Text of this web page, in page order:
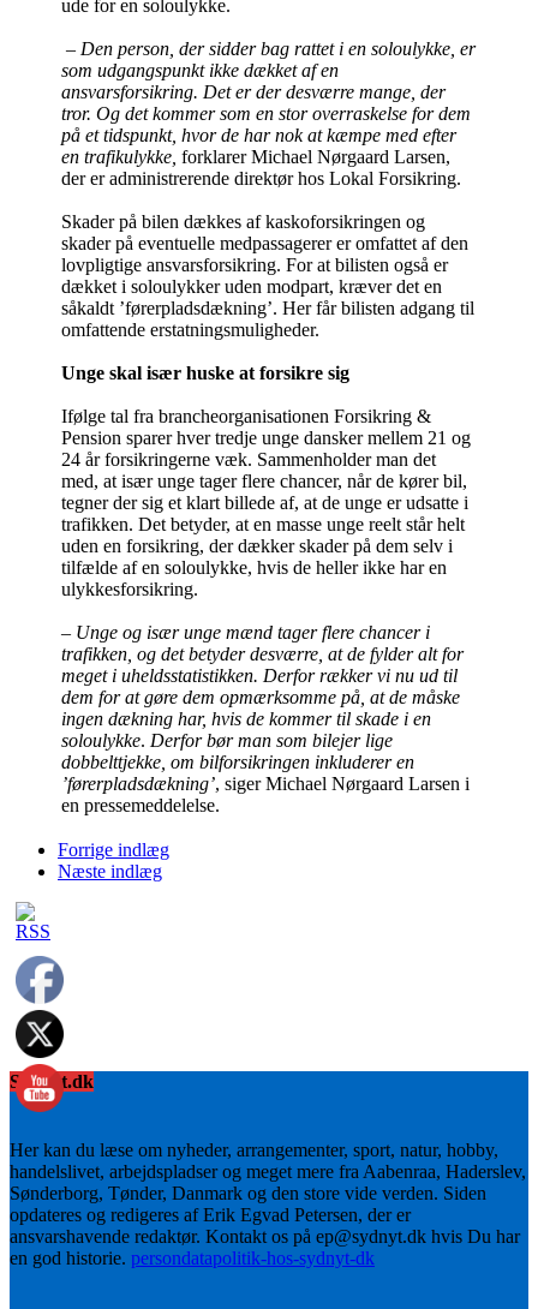
ude for en soloulykke.
– Den person, der sidder bag rattet i en soloulykke, er
som udgangspunkt ikke dækket af en
ansvarsforsikring. Det er der desværre mange, der
tror. Og det kommer som en stor overraskelse for dem
på et tidspunkt, hvor de har nok at kæmpe med efter
en trafikulykke, forklarer Michael Nørgaard Larsen,
der er administrerende direktør hos Lokal Forsikring.
Skader på bilen dækkes af kaskoforsikringen og
skader på eventuelle medpassagerer er omfattet af den
lovpligtige ansvarsforsikring. For at bilisten også er
dækket i soloulykker uden modpart, kræver det en
såkaldt ’førerpladsdækning’. Her får bilisten adgang til
omfattende erstatningsmuligheder.
Unge skal især huske at forsikre sig
Ifølge tal fra brancheorganisationen Forsikring &
Pension sparer hver tredje unge dansker mellem 21 og
24 år forsikringerne væk. Sammenholder man det
med, at især unge tager flere chancer, når de kører bil,
tegner der sig et klart billede af, at de unge er udsatte i
trafikken. Det betyder, at en masse unge reelt står helt
uden en forsikring, der dækker skader på dem selv i
tilfælde af en soloulykke, hvis de heller ikke har en
ulykkesforsikring.
– Unge og især unge mænd tager flere chancer i
trafikken, og det betyder desværre, at de fylder alt for
meget i uheldsstatistikken. Derfor rækker vi nu ud til
dem for at gøre dem opmærksomme på, at de måske
ingen dækning har, hvis de kommer til skade i en
soloulykke. Derfor bør man som bilejer lige
dobbelttjekke, om bilforsikringen inkluderer en
’førerpladsdækning’, siger Michael Nørgaard Larsen i
en pressemeddelelse.
Forrige indlæg
Næste indlæg
Sydnyt.dk
Her kan du læse om nyheder, arrangementer, sport, natur, hobby,
handelslivet, arbejdspladser og meget mere fra Aabenraa, Haderslev,
Sønderborg, Tønder, Danmark og den store vide verden. Siden
opdateres og redigeres af Erik Egvad Petersen, der er
ansvarshavende redaktør. Kontakt os på ep@sydnyt.dk hvis Du har
en god historie. persondatapolitik-hos-sydnyt-dk